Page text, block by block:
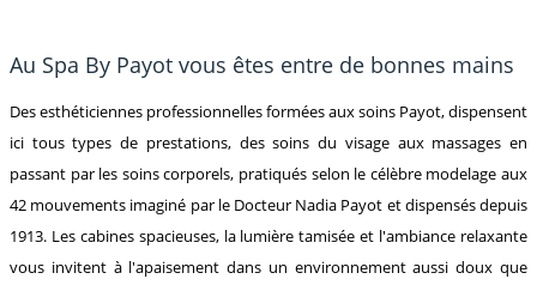
Au Spa By Payot vous êtes entre de bonnes mains
Des esthéticiennes professionnelles formées aux soins Payot, dispensent
ici tous types de prestations, des soins du visage aux massages en
passant par les soins corporels, pratiqués selon le célèbre modelage aux
42 mouvements imaginé par le Docteur Nadia Payot et dispensés depuis
1913. Les cabines spacieuses, la lumière tamisée et l'ambiance relaxante
vous invitent à l'apaisement dans un environnement aussi doux que